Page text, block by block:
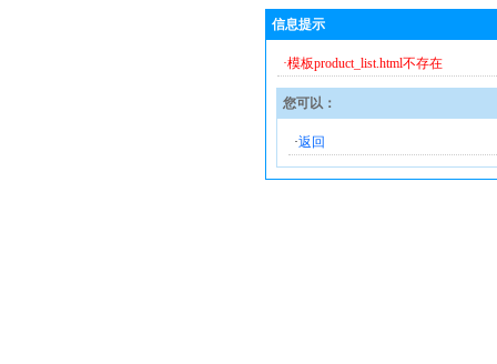
信息提示
·模板product_list.html不存在
您可以：
·返回